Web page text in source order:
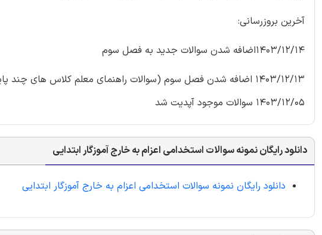
آخرین بروزرسانی:
1403/12/14اضافه شدن سوالات جدید به فصل سوم
1403/12/13 اضافه شدن فصل سوم (سوالات راهنمای معلم کلاس های چند پایه) و اضافه شدن سوالات به سایر بخش ها
1403/12/05 سوالات موجود آپدیت شد
دانلود رایگان نمونه سوالات استخدامی اعزام به خارج آموزگار ابتدایی
دانلود رایگان نمونه سوالات استخدامی اعزام به خارج آموزگار ابتدایی